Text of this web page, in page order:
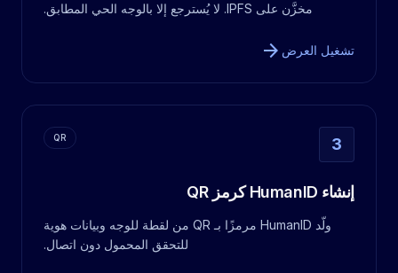
مخزَّن على IPFS. لا يُسترجع إلا بالوجه الحي المطابق.
تشغيل العرض arrow_forward
3
QR
إنشاء HumanID كرمز QR
ولّد HumanID مرمزًا بـ QR من لقطة للوجه وبيانات هوية
للتحقق المحمول دون اتصال.